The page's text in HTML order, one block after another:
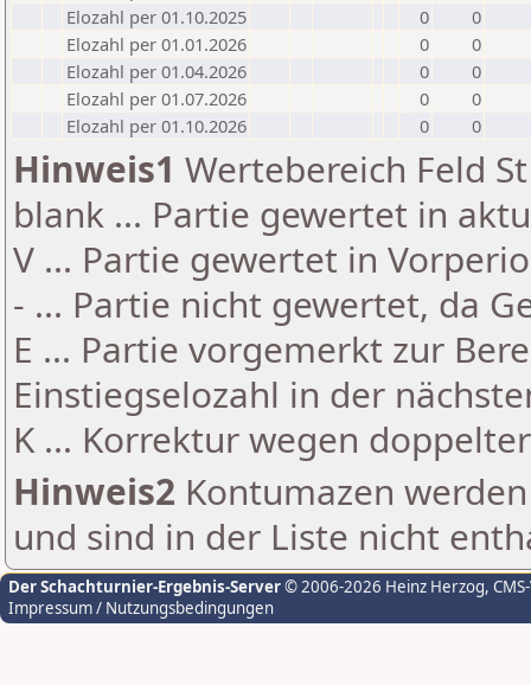
Elozahl per 01.10.2025
0
0
Elozahl per 01.01.2026
0
0
Elozahl per 01.04.2026
0
0
Elozahl per 01.07.2026
0
0
Elozahl per 01.10.2026
0 0
Hinweis1 Wertebereich Feld
blank ... Partie gewertet in
V ... Partie gewertet in
- ... Partie nicht gewertet, da
E ... Partie vorgemerkt zur
Einstiegselozahl in der
K ... Korrektur wegen
Hinweis2 Kontumazen
und sind in der Liste nicht
Der Schachturnier-Ergebnis-Server© 2006-2026 Heinz Herzog,
Impressum / Nutzungsbedingungen